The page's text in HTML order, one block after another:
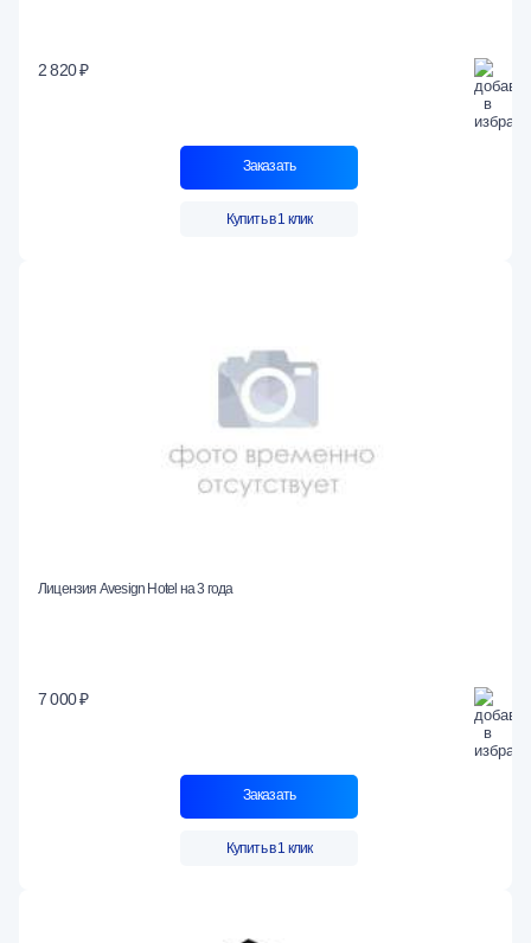
2 820 ₽
Заказать
Купить в 1 клик
Лицензия Avesign Hotel на 3 года
7 000 ₽
Заказать
Купить в 1 клик